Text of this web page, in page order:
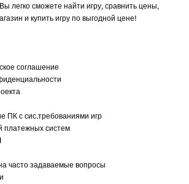
легко сможете найти игру, сравнить цены,
и купить игру по выгодной цене!
соглашение
ПК с сис.требованиями игр
платежных систем
часто задаваемые вопросы